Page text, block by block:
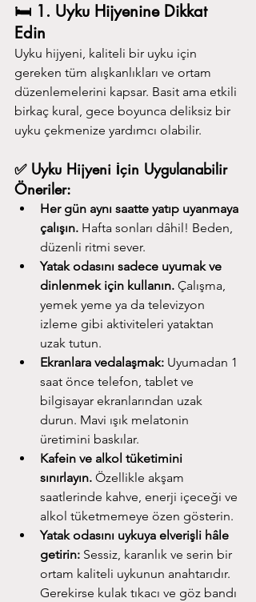
🛏️ 1. Uyku Hijyenine Dikkat
Edin
Uyku hijyeni, kaliteli bir uyku için
gereken tüm alışkanlıkları ve ortam
düzenlemelerini kapsar. Basit ama etkili
birkaç kural, gece boyunca deliksiz bir
uyku çekmenize yardımcı olabilir.
✅ Uyku Hijyeni İçin Uygulanabilir
Öneriler:
Her gün aynı saatte yatıp uyanmaya
çalışın. Hafta sonları dâhil! Beden,
düzenli ritmi sever.
Yatak odasını sadece uyumak ve
dinlenmek için kullanın. Çalışma,
yemek yeme ya da televizyon
izleme gibi aktiviteleri yataktan
uzak tutun.
Ekranlara vedalaşmak: Uyumadan 1
saat önce telefon, tablet ve
bilgisayar ekranlarından uzak
durun. Mavi ışık melatonin
üretimini baskılar.
Kafein ve alkol tüketimini
sınırlayın. Özellikle akşam
saatlerinde kahve, enerji içeceği ve
alkol tüketmemeye özen gösterin.
Yatak odasını uykuya elverişli hâle
getirin: Sessiz, karanlık ve serin bir
ortam kaliteli uykunun anahtarıdır.
Gerekirse kulak tıkacı ve göz bandı